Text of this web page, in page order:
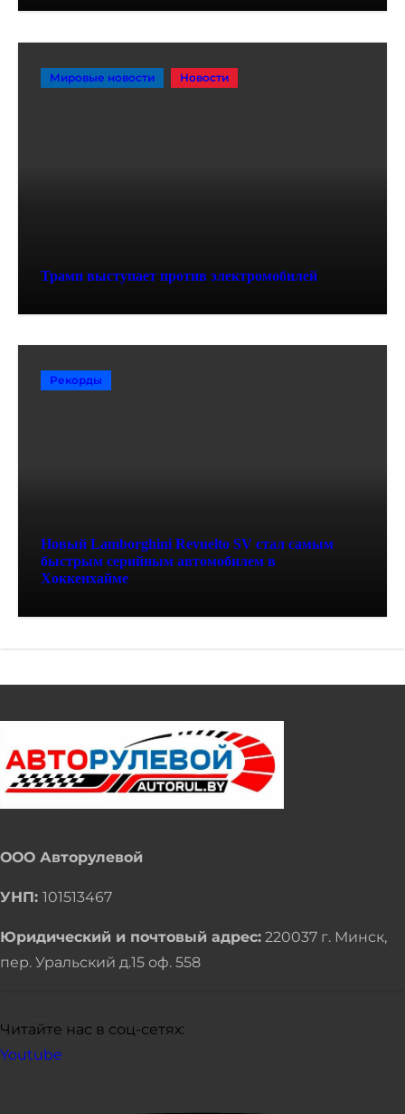
Мировые новости Новости
Трамп выступает против электромобилей
Рекорды
Новый Lamborghini Revuelto SV стал самым
быстрым серийным автомобилем в
Хоккенхайме
ООО Авторулевой
УНП: 101513467
Юридический и почтовый адрес: 220037 г. Минск,
пер. Уральский д.15 оф. 558
Читайте нас в соц-сетях:
Youtube